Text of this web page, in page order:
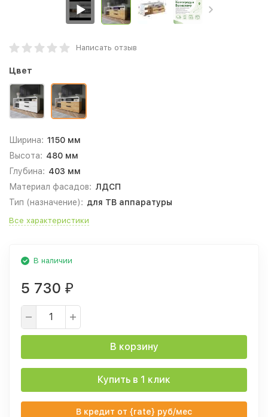
Написать отзыв
Цвет
Ширина: 1150 мм
Высота: 480 мм
Глубина: 403 мм
Материал фасадов: ЛДСП
Тип (назначение): для ТВ аппаратуры
Все характеристики
В наличии
5 730 ₽
В корзину
Купить в 1 клик
В кредит от {rate} руб/мес